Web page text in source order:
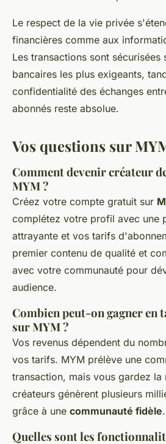
Le respect de la vie privée
financières comme aux
Les transactions sont sécurisées
bancaires les plus exigeants,
confidentialité des échanges
abonnés reste absolue.
Vos questions sur
Comment devenir créateur
MYM ?
Créez votre compte gratuit sur
complétez votre profil avec une
attrayante et vos tarifs
premier contenu de qualité et
avec votre communauté pour
audience.
Combien peut-on gagner en
sur MYM ?
Vos revenus dépendent du
vos tarifs. MYM prélève une
transaction, mais vous gardez la
créateurs génèrent plusieurs
grâce à une communauté fidèle.
Quelles sont les